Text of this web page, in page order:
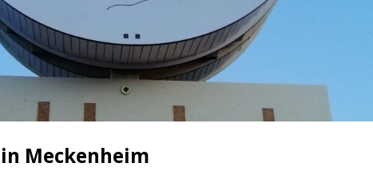
Meckenheim